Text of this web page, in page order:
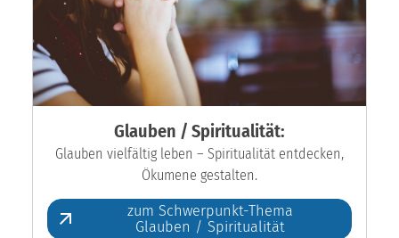
Glauben / Spiritualität:
Glauben vielfältig leben – Spiritualität entdecken,
Ökumene gestalten.
zum Schwerpunkt-Thema
Glauben / Spiritualität